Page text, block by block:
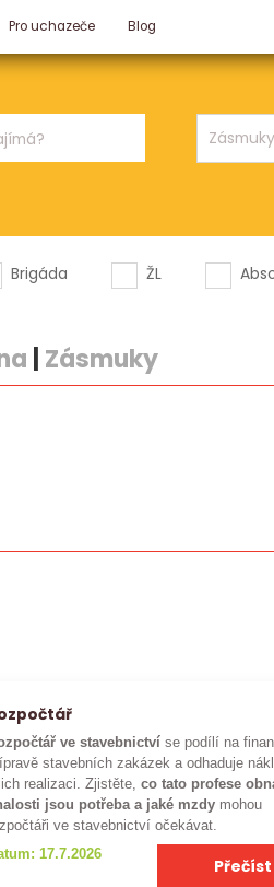
Pro uchazeče Blog
Brigáda ŽL
Zásmuky
ve stavebnictví se podílí na
stavebních zakázek a odhaduje
realizaci. Zjistěte,co tato profese
jsou potřeba a jaké mzdy mohou
ve stavebnictví očekávat.
17.7.2026
Přečíst